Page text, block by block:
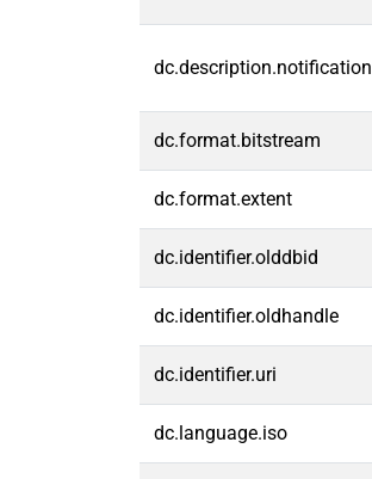
dc.description.notification
dc.format.bitstream
dc.format.extent
dc.identifier.olddbid
dc.identifier.oldhandle
dc.identifier.uri
dc.language.iso